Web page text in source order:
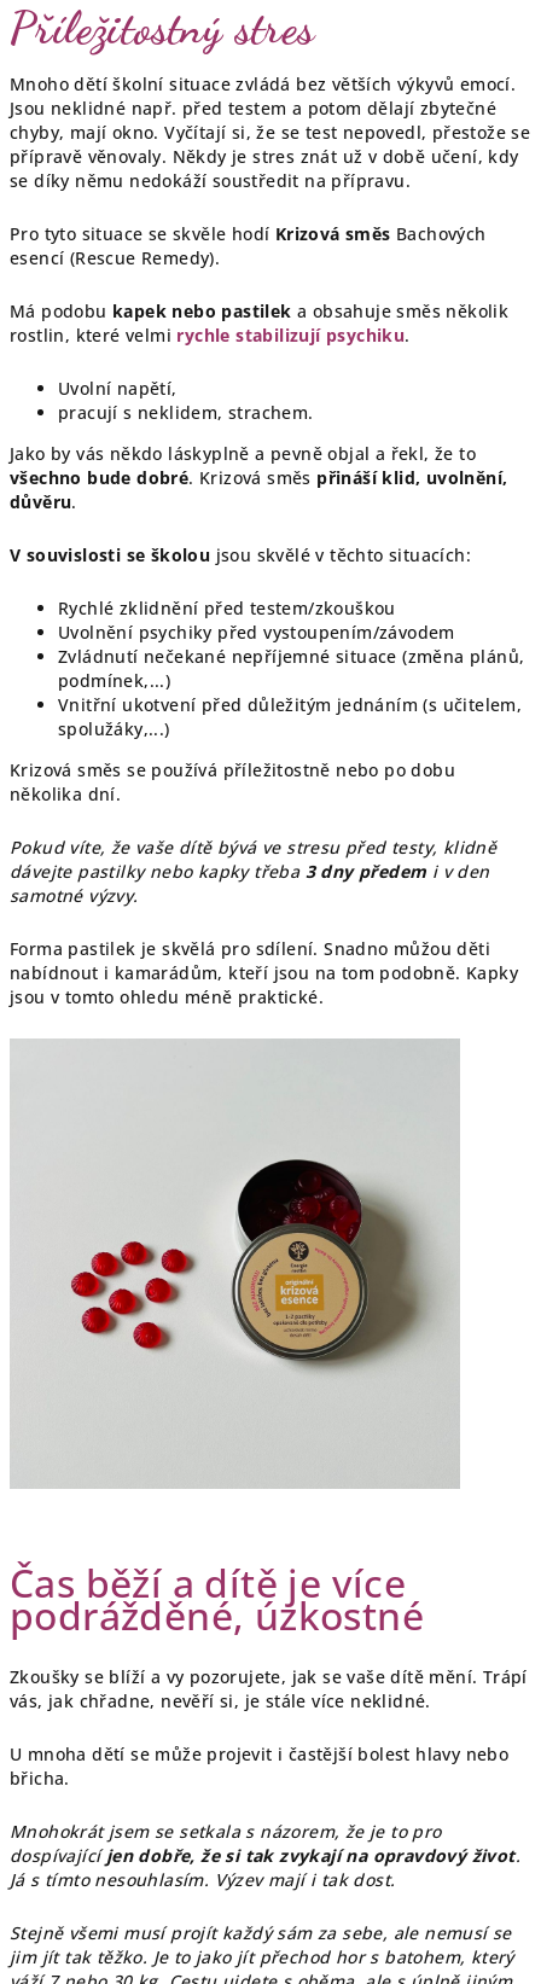
Příležitostný stres
Mnoho dětí školní situace zvládá bez větších výkyvů emocí.
Jsou neklidné např. před testem a potom dělají zbytečné
chyby, mají okno. Vyčítají si, že se test nepovedl, přestože se
přípravě věnovaly. Někdy je stres znát už v době učení, kdy
se díky němu nedokáží soustředit na přípravu.
Pro tyto situace se skvěle hodí Krizová směs Bachových
esencí (Rescue Remedy).
Má podobu kapek nebo pastilek a obsahuje směs několik
rostlin, které velmi rychle stabilizují psychiku.
Uvolní napětí,
pracují s neklidem, strachem.
Jako by vás někdo láskyplně a pevně objal a řekl, že to
všechno bude dobré. Krizová směs přináší klid, uvolnění,
důvěru.
V souvislosti se školou jsou skvělé v těchto situacích:
Rychlé zklidnění před testem/zkouškou
Uvolnění psychiky před vystoupením/závodem
Zvládnutí nečekané nepříjemné situace (změna plánů,
podmínek,...)
Vnitřní ukotvení před důležitým jednáním (s učitelem,
spolužáky,...)
Krizová směs se používá příležitostně nebo po dobu
několika dní.
Pokud víte, že vaše dítě bývá ve stresu před testy, klidně
dávejte pastilky nebo kapky třeba 3 dny předem i v den
samotné výzvy.
Forma pastilek je skvělá pro sdílení. Snadno můžou děti
nabídnout i kamarádům, kteří jsou na tom podobně. Kapky
jsou v tomto ohledu méně praktické.
Čas běží a dítě je více
podrážděné, úzkostné
Zkoušky se blíží a vy pozorujete, jak se vaše dítě mění. Trápí
vás, jak chřadne, nevěří si, je stále více neklidné.
U mnoha dětí se může projevit i častější bolest hlavy nebo
břicha.
Mnohokrát jsem se setkala s názorem, že je to pro
dospívajícíjen dobře, že si tak zvykají na opravdový život.
Já s tímto nesouhlasím. Výzev mají i tak dost.
Stejně všemi musí projít každý sám za sebe, ale nemusí se
jim jít tak těžko. Je to jako jít přechod hor s batohem, který